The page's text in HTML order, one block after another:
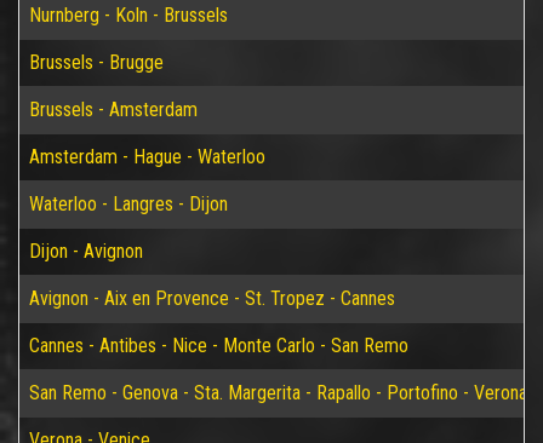
Nurnberg - Koln - Brussels
Brussels - Brugge
Brussels - Amsterdam
Amsterdam - Hague - Waterloo
Waterloo - Langres - Dijon
Dijon - Avignon
Avignon - Aix en Provence - St. Tropez - Cannes
Cannes - Antibes - Nice - Monte Carlo - San Remo
San Remo - Genova - Sta. Margerita - Rapallo - Portofino - Verona